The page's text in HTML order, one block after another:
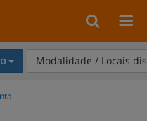
Modalidade / Locais